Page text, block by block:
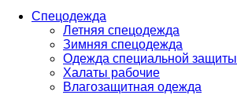
Спецодежда
Летняя спецодежда
Зимняя спецодежда
Одежда специальной защиты
Халаты рабочие
Влагозащитная одежда